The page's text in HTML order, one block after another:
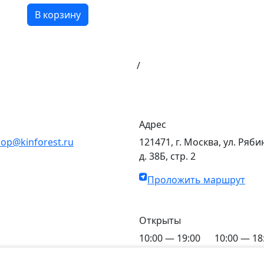
В корзину
/
Адрес
121471, г. Москва, ул.
д. 38Б, стр. 2
Проложить маршрут
Открыты
10:00 — 19:00
10:00 —